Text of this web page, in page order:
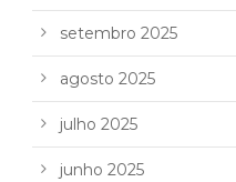
setembro 2025
agosto 2025
julho 2025
junho 2025